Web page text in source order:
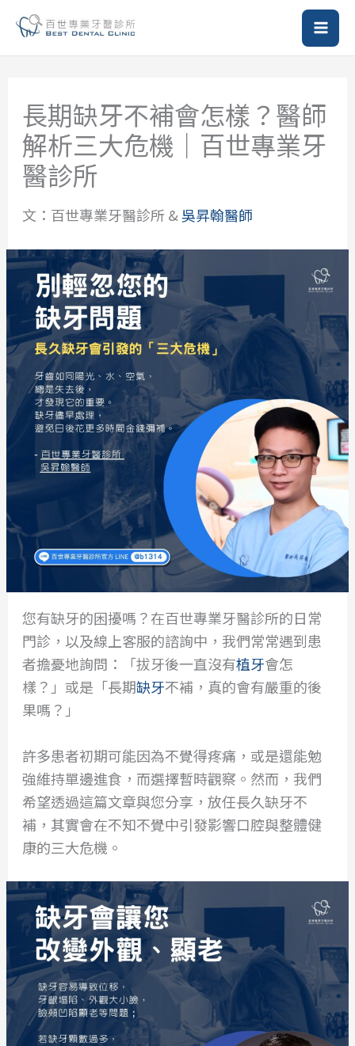
主
長期缺牙不補會怎樣？醫師
解析三大危機｜百世專業牙
醫診所
文：百世專業牙醫診所 &吳昇翰醫師
您有缺牙的困擾嗎？在百世專業牙醫診所的日常
門診，以及線上客服的諮詢中，我們常常遇到患
者擔憂地詢問：「拔牙後一直沒有植牙會怎
樣？」或是「長期缺牙不補，真的會有嚴重的後
果嗎？」
許多患者初期可能因為不覺得疼痛，或是還能勉
強維持單邊進食，而選擇暫時觀察。然而，我們
希望透過這篇文章與您分享，放任長久缺牙不
補，其實會在不知不覺中引發影響口腔與整體健
康的三大危機。